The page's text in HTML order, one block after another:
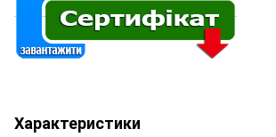
Характеристики